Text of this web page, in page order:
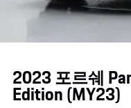
2023 포르쉐
Edition (MY23)